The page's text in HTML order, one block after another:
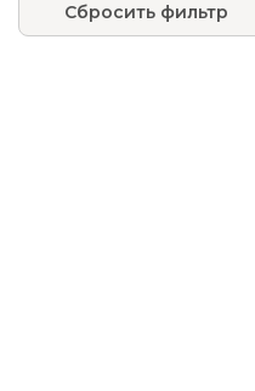
Сбросить фильтр